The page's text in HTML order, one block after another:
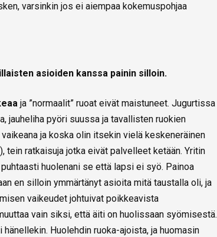
varsinkin jos ei aiempaa kokemuspohjaa
asioiden kanssa painin silloin.
ja ”normaalit” ruoat eivät maistuneet. Jugurtissa
jauheliha pyöri suussa ja tavallisten ruokien
ja koska olin itsekin vielä keskeneräinen
tein ratkaisuja jotka eivät palvelleet ketään. Yritin
huolenani se että lapsi ei syö. Painoa
en silloin ymmärtänyt asioita mitä taustalla oli, ja
vaikeudet johtuivat poikkeavista
vain siksi, että äiti on huolissaan syömisestä.
Huolehdin ruoka-ajoista, ja huomasin